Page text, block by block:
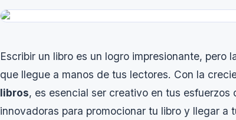
Escribir un libro es un logro impresionante,
que llegue a manos de tus lectores. Con la
libros, es esencial ser creativo en tus
innovadoras para promocionar tu libro y llegar a